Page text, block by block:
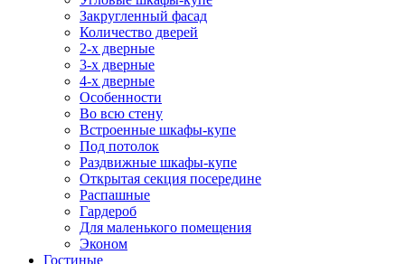
Закругленный фасад
Количество дверей
2-х дверные
3-х дверные
4-х дверные
Особенности
Во всю стену
Встроенные шкафы-купе
Под потолок
Раздвижные шкафы-купе
Открытая секция посередине
Распашные
Гардероб
Для маленького помещения
Эконом
Гостиные